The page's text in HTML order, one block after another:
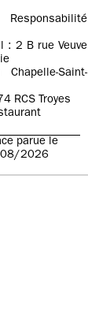
: 2 B rue Veuve
Saint-
RCS Troyes
parue le
2026